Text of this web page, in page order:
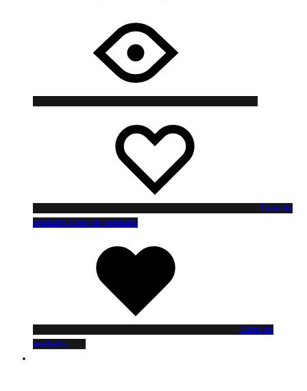
Liste de
souhaits Liste de souhaits
Liste de
souhaits